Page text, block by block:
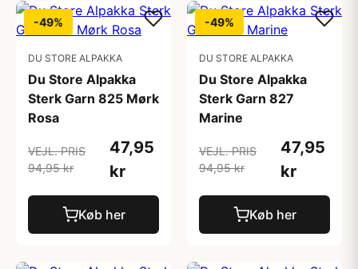
-49%
DU STORE ALPAKKA
Du Store Alpakka
Sterk Garn 825 Mørk
Rosa
VEJL. PRIS
94,95 kr
47,95
kr
Køb her
-49%
DU STORE ALPAKKA
Du Store Alpakka
Sterk Garn 827
Marine
VEJL. PRIS
94,95 kr
47,95
kr
Køb her